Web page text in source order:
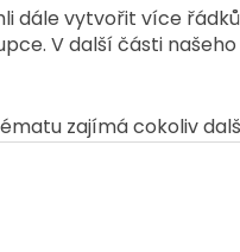
dále vytvořit více
V další části
zajímá cokoliv